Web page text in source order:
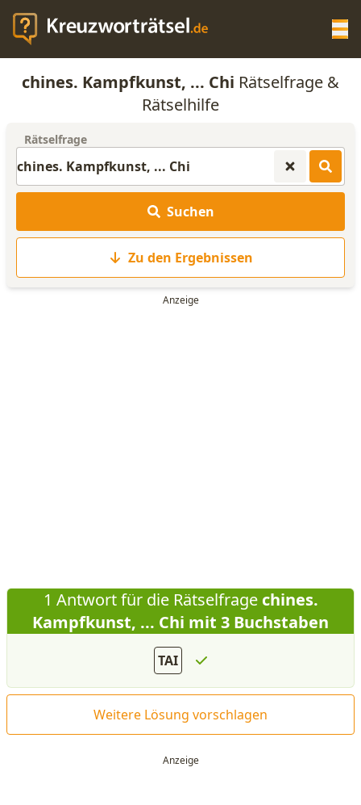
KREUZWORTRÄTSEL-HILFE
ANAGRAMM-GENERATOR
WORTLISTE
chines. Kampfkunst, ... Chi Rätselfrage &
Rätselhilfe
Rätselfrage
Suchen
Zu den Ergebnissen
1 Antwort für die Rätselfragechines.
Kampfkunst, ... Chi mit 3 Buchstaben
TAI
Weitere Lösung vorschlagen